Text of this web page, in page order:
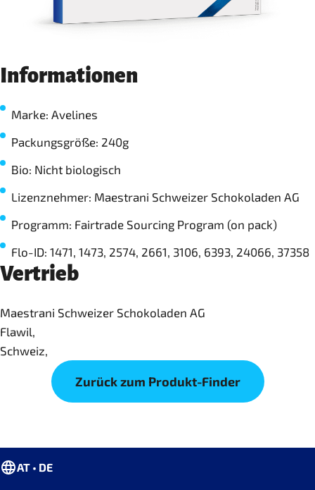
Informationen
Marke: Avelines
Packungsgröße: 240g
Bio: Nicht biologisch
Lizenznehmer: Maestrani Schweizer Schokoladen AG
Programm: Fairtrade Sourcing Program (on pack)
Flo-ID: 1471, 1473, 2574, 2661, 3106, 6393, 24066, 37358
Vertrieb
Maestrani Schweizer Schokoladen AG
Flawil,
Schweiz,
Zurück zum Produkt-Finder
AT • DE